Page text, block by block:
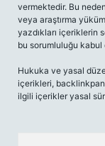
vermektedir. Bu
veya araştırma
yazdıkları içeriklerin
bu sorumluluğu kabul
Hukuka ve yasal
içerikleri,
ilgili içerikler yasal